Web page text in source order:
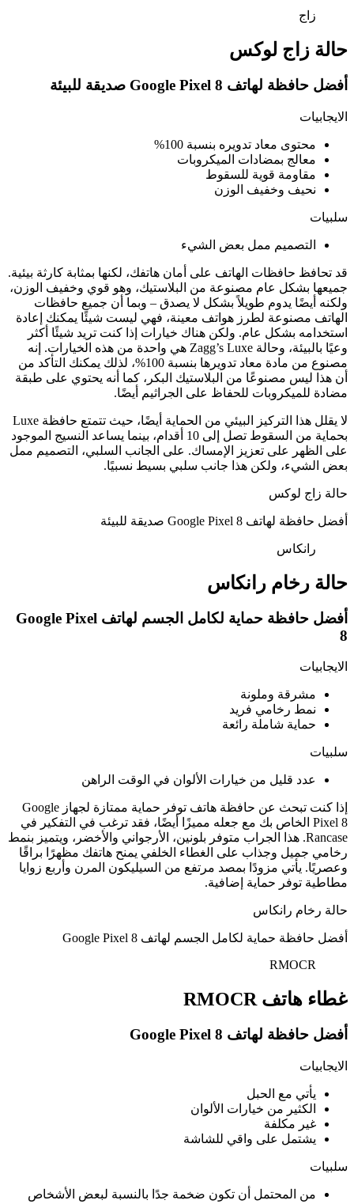
زاج
حالة زاج لوكس
أفضل حافظة لهاتف Google Pixel 8 صديقة للبيئة
الايجابيات
محتوى معاد تدويره بنسبة 100%
معالج بمضادات الميكروبات
مقاومة قوية للسقوط
نحيف وخفيف الوزن
سلبيات
التصميم ممل بعض الشيء
قد تحافظ حافظات الهاتف على أمان هاتفك، لكنها بمثابة كارثة بيئية.
جميعها بشكل عام مصنوعة من البلاستيك، وهو قوي وخفيف الوزن،
ولكنه أيضًا يدوم طويلاً بشكل لا يصدق – وبما أن جميع حافظات
الهاتف مصنوعة لطرز هواتف معينة، فهي ليست شيئًا يمكنك إعادة
استخدامه بشكل عام. ولكن هناك خيارات إذا كنت تريد شيئًا أكثر
وعيًا بالبيئة، وحالة Zagg’s Luxe هي واحدة من هذه الخيارات. إنه
مصنوع من مادة معاد تدويرها بنسبة 100%، لذلك يمكنك التأكد من
أن هذا ليس مصنوعًا من البلاستيك البكر، كما أنه يحتوي على طبقة
مضادة للميكروبات للحفاظ على الجراثيم أيضًا.
لا يقلل هذا التركيز البيئي من الحماية أيضًا، حيث تتمتع حافظة Luxe
بحماية من السقوط تصل إلى 10 أقدام، بينما يساعد النسيج الموجود
على الظهر على تعزيز الإمساك. على الجانب السلبي، التصميم ممل
بعض الشيء، ولكن هذا جانب سلبي بسيط نسبيًا.
حالة زاج لوكس
أفضل حافظة لهاتف Google Pixel 8 صديقة للبيئة
رانكاس
حالة رخام رانكاس
أفضل حافظة حماية لكامل الجسم لهاتف Google Pixel
8
الايجابيات
مشرقة وملونة
نمط رخامي فريد
حماية شاملة رائعة
سلبيات
عدد قليل من خيارات الألوان في الوقت الراهن
إذا كنت تبحث عن حافظة هاتف توفر حماية ممتازة لجهاز Google
Pixel 8 الخاص بك مع جعله مميزًا أيضًا، فقد ترغب في التفكير في
Rancase. هذا الجراب متوفر بلونين، الأرجواني والأخضر، ويتميز بنمط
رخامي جميل وجذاب على الغطاء الخلفي يمنح هاتفك مظهرًا براقًا
وعصريًا. يأتي مزودًا بمصد مرتفع من السيليكون المرن وأربع زوايا
مطاطية توفر حماية إضافية.
حالة رخام رانكاس
أفضل حافظة حماية لكامل الجسم لهاتف Google Pixel 8
RMOCR
غطاء هاتف RMOCR
أفضل حافظة لهاتف Google Pixel 8
الايجابيات
يأتي مع الحبل
الكثير من خيارات الألوان
غير مكلفة
يشتمل على واقي للشاشة
سلبيات
من المحتمل أن تكون ضخمة جدًا بالنسبة لبعض الأشخاص